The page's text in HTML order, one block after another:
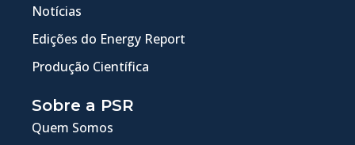
Notícias
Edições do Energy Report
Produção Científica
Sobre a PSR
Quem Somos